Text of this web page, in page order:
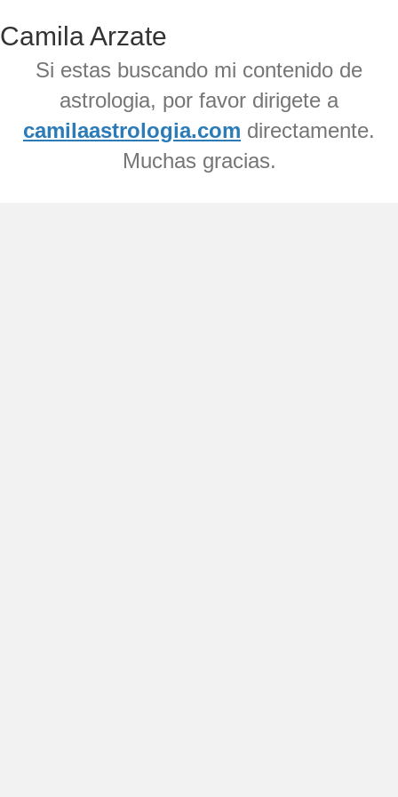
Camila Arzate
Si estas buscando mi contenido de
astrologia, por favor dirigete a
camilaastrologia.com directamente.
Muchas gracias.